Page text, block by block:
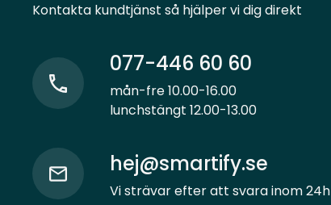
Kontakta kundtjänst så hjälper vi dig direkt
077-446 60 60
mån-fre 10.00-16.00
lunchstängt 12.00-13.00
hej@smartify.se
Vi strävar efter att svara inom 24h